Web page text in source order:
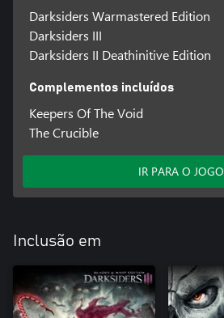
Darksiders Warmastered Edition
Darksiders III
Darksiders II Deathinitive Edition
Complementos incluídos
Keepers Of The Void
The Crucible
IR PARA O JOGO
Inclusão em